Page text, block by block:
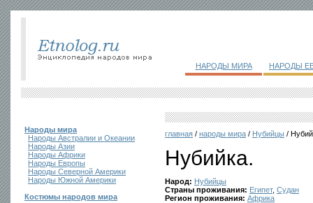
НАРОДЫ МИРА НАРОДЫ
Народы мира
Народы Австралии и Океании
Народы Азии
Народы Африки
Народы Европы
Народы Северной Америки
Народы Южной Америки
Костюмы народов мира
главная / народы мира / Нубийцы /
Нубийка.
Народ: Нубийцы
Страны проживания: Египет, Судан
Регион проживания: Африка